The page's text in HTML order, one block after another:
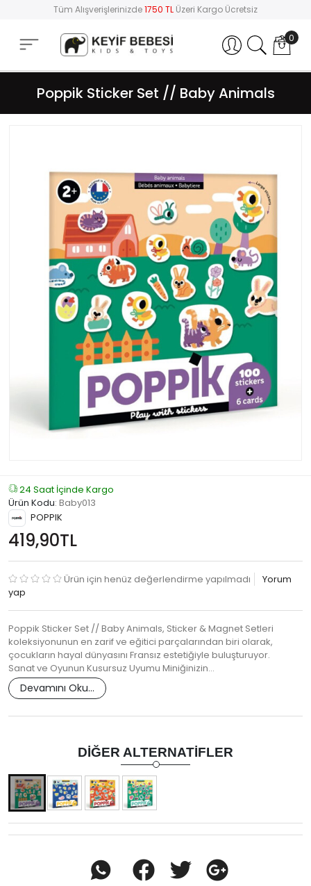
Tüm Alışverişlerinizde1750 TL Üzeri Kargo Ücretsiz
Hesabım 0
Poppik Sticker Set // Baby Animals
24 Saat İçinde Kargo
Ürün Kodu: Baby013
POPPIK
419,90TL
Ürün için henüz değerlendirme yapılmadı
Yorum
yap
Poppik Sticker Set // Baby Animals, Sticker & Magnet Setleri
koleksiyonunun en zarif ve eğitici parçalarından biri olarak,
çocukların hayal dünyasını Fransız estetiğiyle buluşturuyor.
Sanat ve Oyunun Kusursuz Uyumu Miniğinizin…
Devamını Oku...
DIĞER ALTERNATIFLER